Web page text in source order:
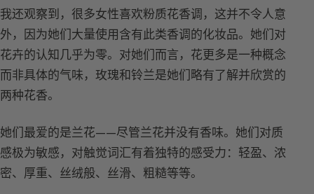
我还观察到，很多女性喜欢粉质花香调，这并不令人意
外，因为她们大量使用含有此类香调的化妆品。她们对
花卉的认知几乎为零。对她们而言，花更多是一种概念
而非具体的气味，玫瑰和铃兰是她们略有了解并欣赏的
两种花香。
她们最爱的是兰花——尽管兰花并没有香味。她们对质
感极为敏感，对触觉词汇有着独特的感受力：轻盈、浓
密、厚重、丝绒般、丝滑、粗糙等等。